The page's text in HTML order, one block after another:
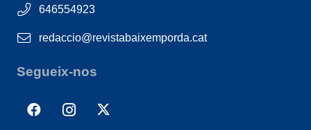
646554923
redaccio@revistabaixemporda.cat
Segueix-nos